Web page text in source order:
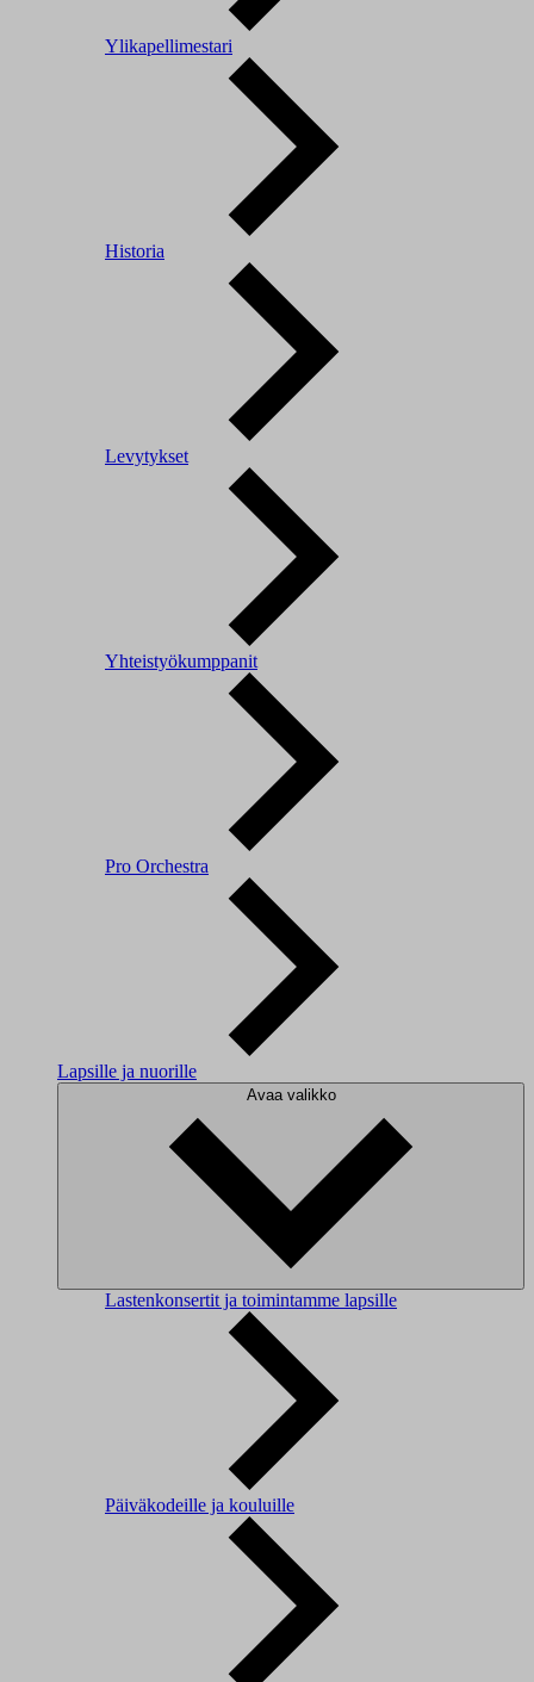
Ylikapellimestari
Historia
Levytykset
Yhteistyökumppanit
Pro Orchestra
Lapsille ja nuorille
Avaa valikko
Lastenkonsertit ja toimintamme lapsille
Päiväkodeille ja kouluille